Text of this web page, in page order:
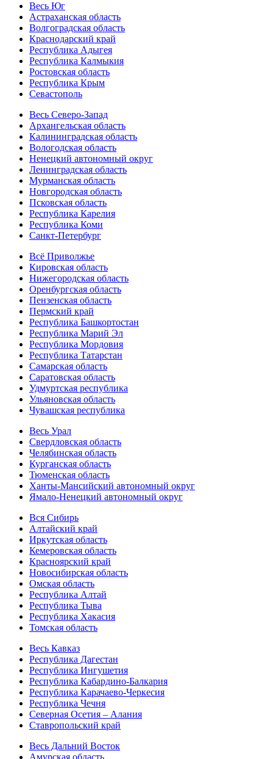
Весь Юг
Астраханская область
Волгоградская область
Краснодарский край
Республика Адыгея
Республика Калмыкия
Ростовская область
Республика Крым
Севастополь
Весь Северо-Запад
Архангельская область
Калининградская область
Вологодская область
Ненецкий автономный округ
Ленинградская область
Мурманская область
Новгородская область
Псковская область
Республика Карелия
Республика Коми
Санкт-Петербург
Всё Приволжье
Кировская область
Нижегородская область
Оренбургская область
Пензенская область
Пермский край
Республика Башкортостан
Республика Марий Эл
Республика Мордовия
Республика Татарстан
Самарская область
Саратовская область
Удмуртская республика
Ульяновская область
Чувашская республика
Весь Урал
Свердловская область
Челябинская область
Курганская область
Тюменская область
Ханты-Мансийский автономный округ
Ямало-Ненецкий автономный округ
Вся Сибирь
Алтайский край
Иркутская область
Кемеровская область
Красноярский край
Новосибирская область
Омская область
Республика Алтай
Республика Тыва
Республика Хакасия
Томская область
Весь Кавказ
Республика Дагестан
Республика Ингушетия
Республика Кабардино-Балкария
Республика Карачаево-Черкесия
Республика Чечня
Северная Осетия – Алания
Ставропольский край
Весь Дальний Восток
Амурская область